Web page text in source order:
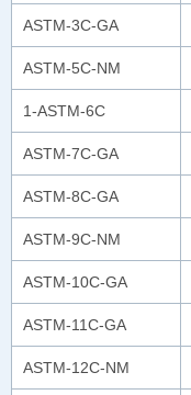
ASTM-3C-GA
ASTM-5C-NM
1-ASTM-6C
ASTM-7C-GA
ASTM-8C-GA
ASTM-9C-NM
ASTM-10C-GA
ASTM-11C-GA
ASTM-12C-NM